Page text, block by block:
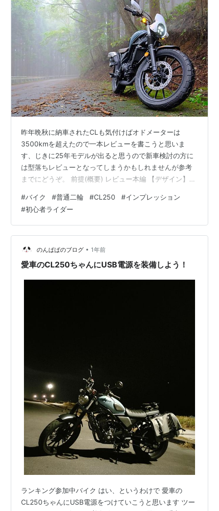
昨年晩秋に納車されたCLも気付けばオドメーターは
3500kmを超えたので一本レビューを書こうと思いま
す、じきに25年モデルが出ると思うので新車検討の方に
は型落ちレビューとなってしまうかもしれませんが参考
までにどうぞ。 前提(概要) レビュー本編 【デザイン】
✨2 【燃費】✨5 【価格】✨3 【総評】✨4 これはスーパ
ーカブ250？ 【積載性】✨4 【故障の心配の無い枯れた
システム】✨5 【高速で100km/h巡航できるパワーと安
定性】✨5 【周囲を威圧しない見た目と音】✨5 【燃費そ
の他ランニングコストの安さ】✨4 これがスーパーカブ
2…
#バイク #普通二輪 #CL250 #インプレッション
#初心者ライダー
のんぱぱのブログ • 1年前
愛車のCL250ちゃんにUSB電源を装備しよう！
ランキング参加中バイク はい、というわけで 愛車の
CL250ちゃんにUSB電源をつけていこうと思います ツー